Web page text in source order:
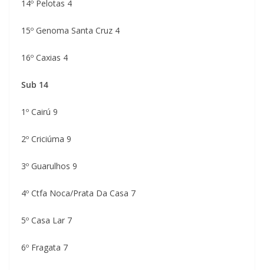
14º Pelotas 4
15º Genoma Santa Cruz 4
16º Caxias 4
Sub 14
1º Cairú 9
2º Criciúma 9
3º Guarulhos 9
4º Ctfa Noca/Prata Da Casa 7
5º Casa Lar 7
6º Fragata 7